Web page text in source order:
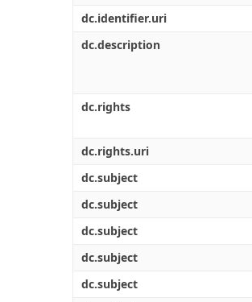
dc.identifier.uri
dc.description
dc.rights
dc.rights.uri
dc.subject
dc.subject
dc.subject
dc.subject
dc.subject